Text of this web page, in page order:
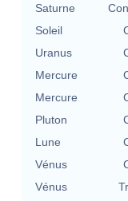
Saturne
Soleil
Uranus
Mercure
Mercure
Pluton
Lune
Vénus
Vénus